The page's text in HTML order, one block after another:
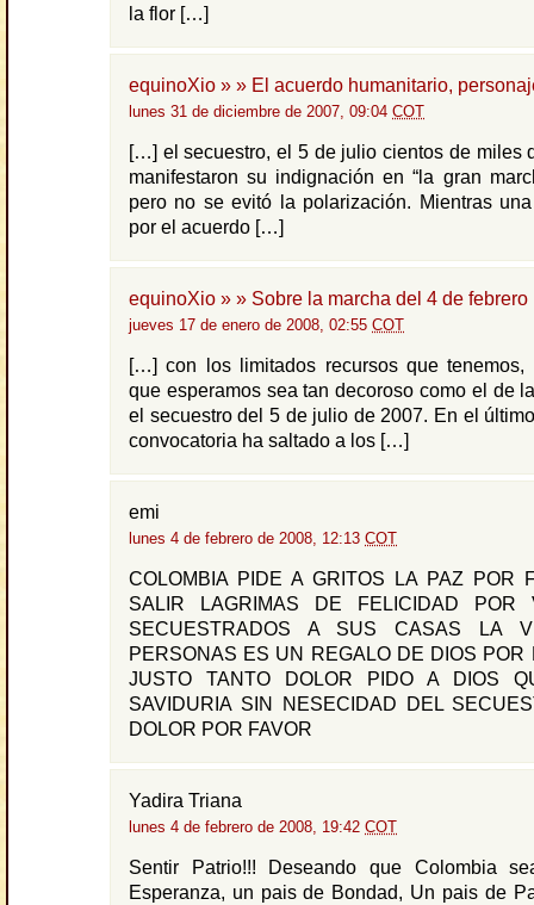
la flor […]
equinoXio » » El acuerdo humanitario,
lunes 31 de diciembre de 2007, 09:04 COT
[…] el secuestro, el 5 de julio cientos de miles
manifestaron su indignación en “la gran
pero no se evitó la polarización. Mientras
por el acuerdo […]
equinoXio » » Sobre la marcha del 4 de febrero
jueves 17 de enero de 2008, 02:55 COT
[…] con los limitados recursos que tenemos,
que esperamos sea tan decoroso como el de
el secuestro del 5 de julio de 2007. En el
convocatoria ha saltado a los […]
emi
lunes 4 de febrero de 2008, 12:13 COT
COLOMBIA PIDE A GRITOS LA PAZ POR
SALIR LAGRIMAS DE FELICIDAD POR
SECUESTRADOS A SUS CASAS LA
PERSONAS ES UN REGALO DE DIOS POR
JUSTO TANTO DOLOR PIDO A DIOS
SAVIDURIA SIN NESECIDAD DEL
DOLOR POR FAVOR
Yadira Triana
lunes 4 de febrero de 2008, 19:42 COT
Sentir Patrio!!! Deseando que Colombia
Esperanza, un pais de Bondad, Un pais de